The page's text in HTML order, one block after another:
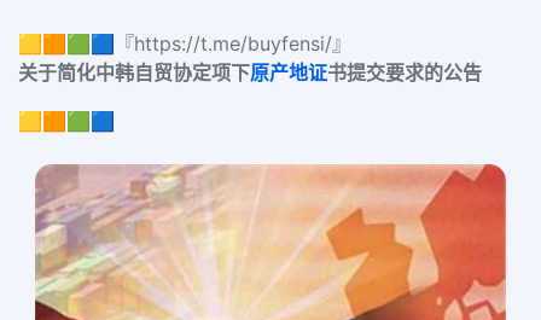
🟨🟧🟩🟦『https://t.me/buyfensi/』
关于简化中韩自贸协定项下原产地证书提交要求的公告
🟨🟧🟩🟦